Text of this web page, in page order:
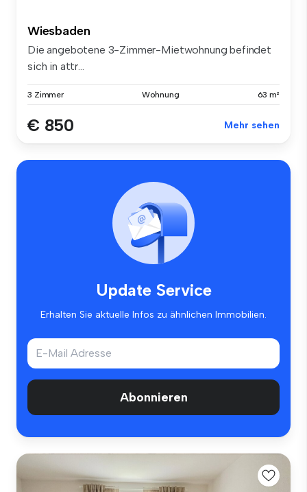
Wiesbaden
Die angebotene 3-Zimmer-Mietwohnung befindet
sich in attr...
3 Zimmer Wohnung 63 m²
€ 850 Mehr sehen
Update Service
Erhalten Sie aktuelle Infos zu ähnlichen Immobilien.
Abonnieren